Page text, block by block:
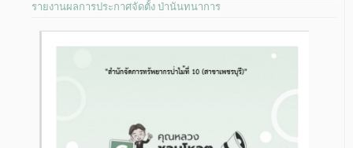
รายงานผลการประกาศจัดตั้ง ป่านันทนาการ